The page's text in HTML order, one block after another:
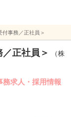
付事務／正社員＞
正社員＞
（株
求人・採用情報